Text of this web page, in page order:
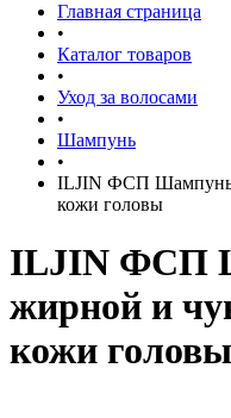
Главная страница
•
Каталог товаров
•
Уход за волосами
•
Шампунь
•
ILJIN ФСП Шампунь
кожи головы
ILJIN ФСП
жирной и
кожи головы